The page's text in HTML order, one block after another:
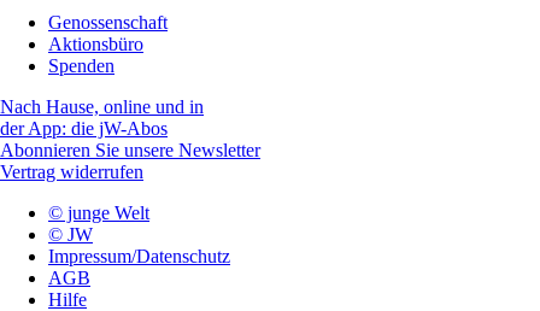
Genossenschaft
Aktionsbüro
Spenden
Nach Hause, online und in
der App: die jW-Abos
Abonnieren Sie unsere Newsletter
Vertrag widerrufen
© junge Welt
© JW
Impressum/Datenschutz
AGB
Hilfe